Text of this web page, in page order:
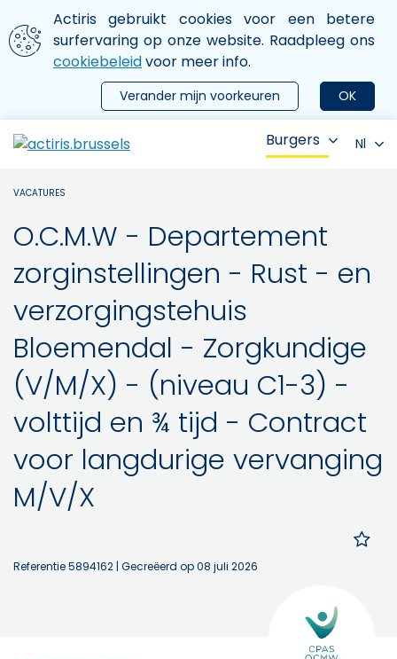
Aller au contenu principal
We gebruiken cookies
Actiris gebruikt cookies voor een betere
surfervaring op onze website. Raadpleeg ons
cookiebeleidvoor meer info.
OK
Verander mijn voorkeuren
le menu
Burgers Nl
VACATURES
O.C.M.W - Departement
zorginstellingen - Rust - en
verzorgingstehuis
Bloemendal - Zorgkundige
(V/M/X) - (niveau C1-3) -
volttijd en ¾ tijd - Contract
voor langdurige vervanging
M/V/X
Referentie 5894162 | Gecreëerd op 08 juli 2026